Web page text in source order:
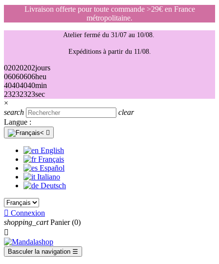
Livraison offerte pour toute commande >29€ en France
métropolitaine.
Atelier fermé du 31/07 au 10/08.
Expéditions à partir du 11/08.
02020202jours
06060606heu
40404040min
23232323sec
×
search
clear
Langue :

English
Français
Español
Italiano
Deutsch
 Connexion
shopping_cart Panier (0)

Basculer la navigation ☰